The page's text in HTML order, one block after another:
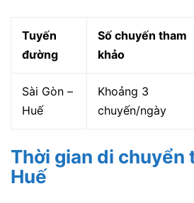
Tuyến
đường
Số chuyến tham
khảo
Sài Gòn –
Huế
Khoảng 3
chuyến/ngày
Thời gian di chuyển
Huế